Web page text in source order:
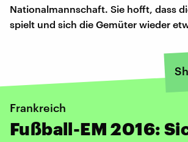
Nationalmannschaft. Sie hofft, dass
spielt und sich die Gemüter wieder
Frankreich
Fußball-EM 2016: